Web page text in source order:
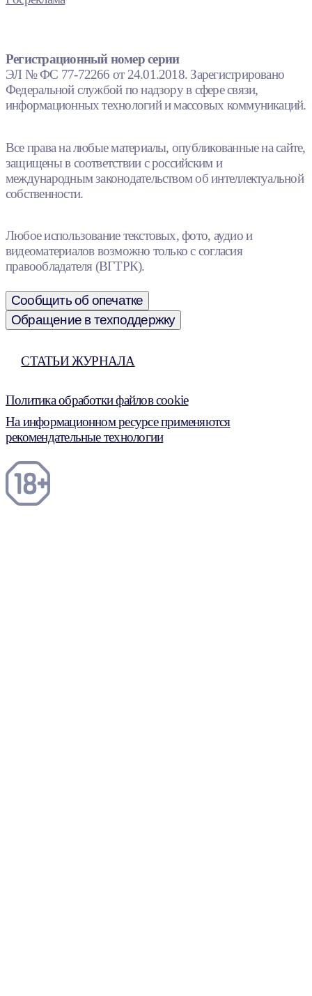
Регистрационный номер серии
ЭЛ № ФС 77-72266 от 24.01.2018. Зарегистрировано
Федеральной службой по надзору в сфере связи,
информационных технологий и массовых коммуникаций.
Все права на любые материалы, опубликованные на сайте,
защищены в соответствии с российским и
международным законодательством об интеллектуальной
собственности.
Любое использование текстовых, фото, аудио и
видеоматериалов возможно только с согласия
правообладателя (ВГТРК).
Сообщить об опечатке
Обращение в техподдержку
СТАТЬИ ЖУРНАЛА
Политика обработки файлов cookie
На информационном ресурсе применяются
рекомендательные технологии